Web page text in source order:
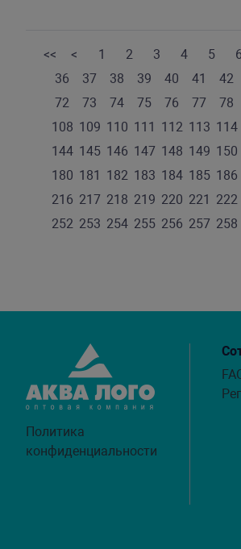
<< < 1 2 3 4 5 6
36
37 38 39 40 41 42
72
73 74 75 76 77 78
108 109 110 111 112 113 114
144 145 146 147 148 149 150
180 181 182 183 184 185 186
216 217 218 219 220 221 222
252 253 254 255 256 257 258
Политика
конфиденциальности